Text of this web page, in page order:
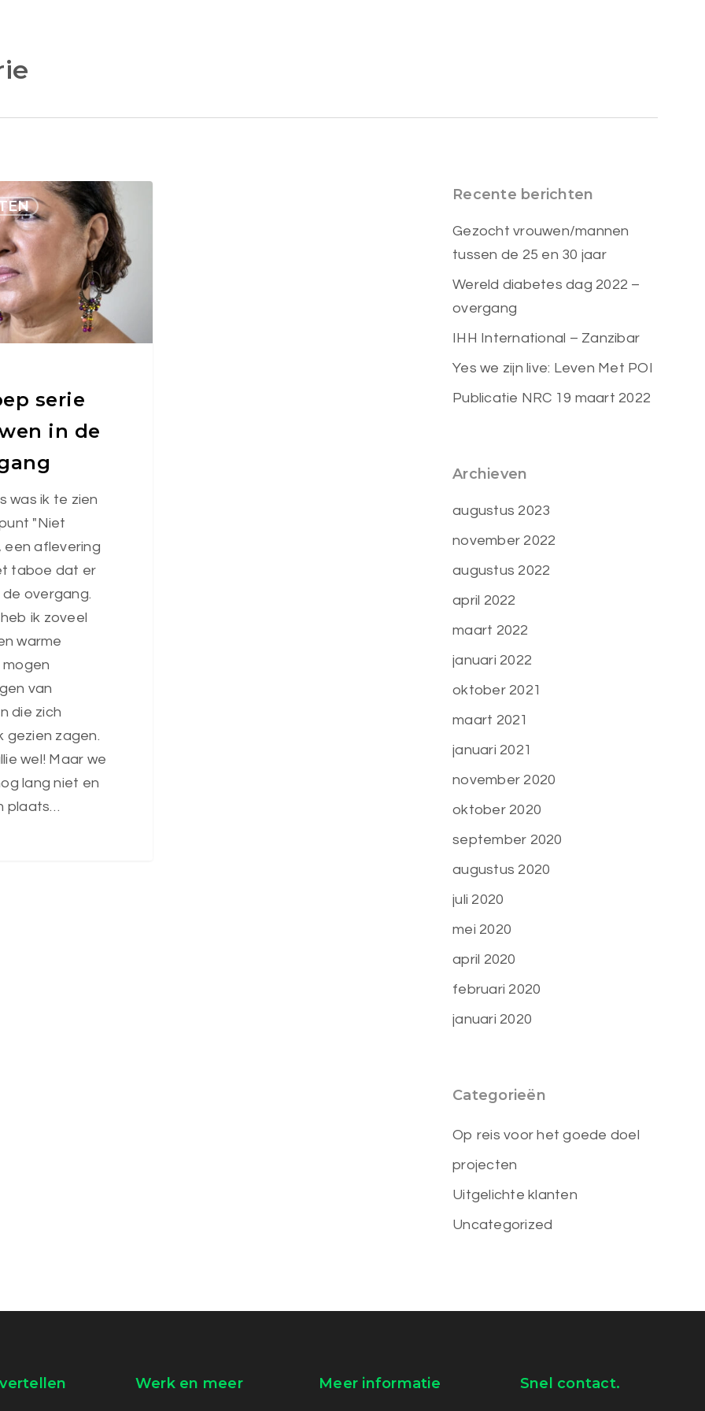
serie
in de
was ik te zien
"Niet
een aflevering
taboe dat er
overgang.
ik zoveel
warme
van
die zich
gezien zagen.
wel! Maar we
lang niet en
plaats…
Recente berichten
Gezocht vrouwen/mannen
tussen de 25 en 30 jaar
Wereld diabetes dag 2022 –
overgang
IHH International – Zanzibar
Yes we zijn live: Leven Met POI
Publicatie NRC 19 maart 2022
Archieven
augustus 2023
november 2022
augustus 2022
april 2022
maart 2022
januari 2022
oktober 2021
maart 2021
januari 2021
november 2020
oktober 2020
september 2020
augustus 2020
juli 2020
mei 2020
april 2020
februari 2020
januari 2020
Categorieën
Op reis voor het goede doel
projecten
Uitgelichte klanten
Uncategorized
Werk en meer Meer informatie Snel contact.